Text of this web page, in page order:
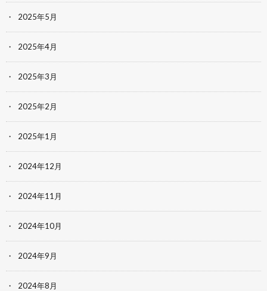
2025年5月
2025年4月
2025年3月
2025年2月
2025年1月
2024年12月
2024年11月
2024年10月
2024年9月
2024年8月